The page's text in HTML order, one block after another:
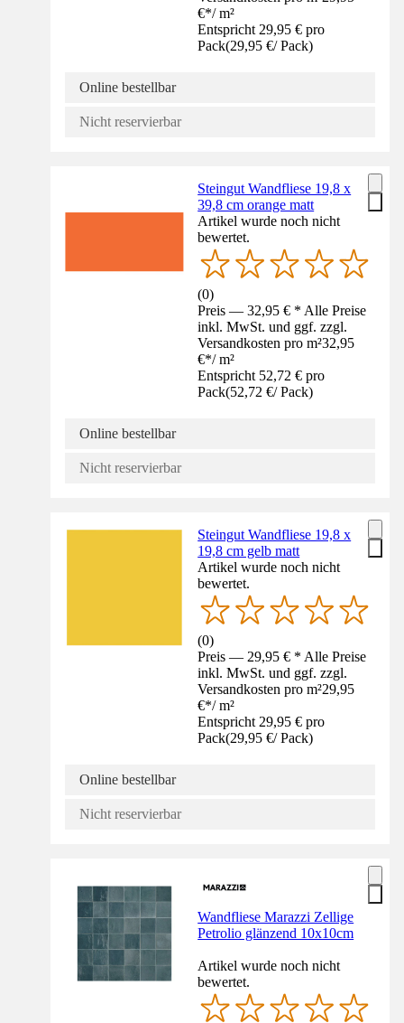
€*/ m²
Entspricht 29,95 € pro
Pack(29,95 €/ Pack)
Online bestellbar
Nicht reservierbar
Steingut Wandfliese 19,8 x
39,8 cm orange matt
Artikel wurde noch nicht
bewertet.
(0)
Preis — 32,95 € * Alle Preise
inkl. MwSt. und ggf. zzgl.
Versandkosten pro m²32,95
€*/ m²
Entspricht 52,72 € pro
Pack(52,72 €/ Pack)
Online bestellbar
Nicht reservierbar
Steingut Wandfliese 19,8 x
19,8 cm gelb matt
Artikel wurde noch nicht
bewertet.
(0)
Preis — 29,95 € * Alle Preise
inkl. MwSt. und ggf. zzgl.
Versandkosten pro m²29,95
€*/ m²
Entspricht 29,95 € pro
Pack(29,95 €/ Pack)
Online bestellbar
Nicht reservierbar
Wandfliese Marazzi Zellige
Petrolio glänzend 10x10cm
Artikel wurde noch nicht
bewertet.